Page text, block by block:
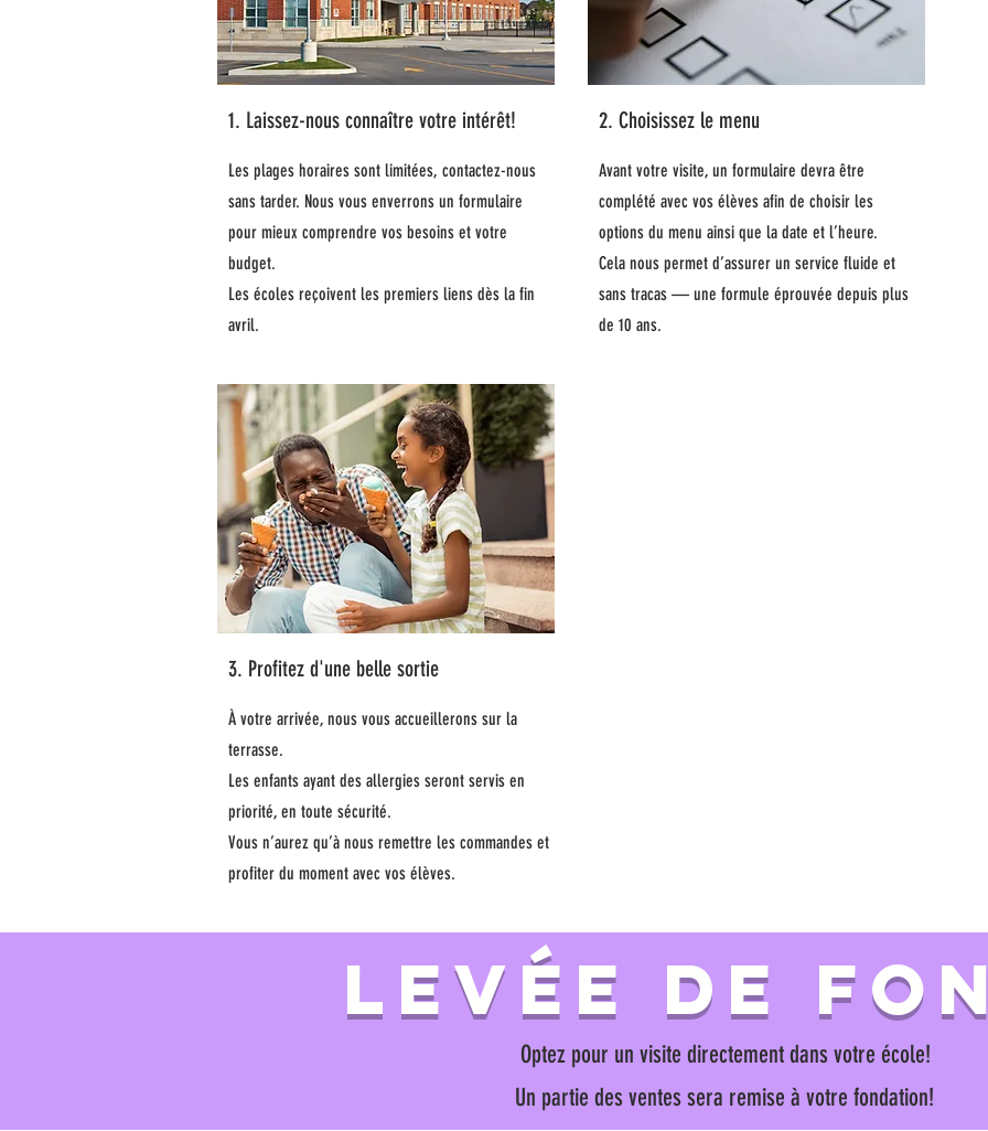
1. Laissez-nous connaître votre intérêt!
Les plages horaires sont limitées, contactez-nous
sans tarder. Nous vous enverrons un formulaire
pour mieux comprendre vos besoins et votre
budget.
Les écoles reçoivent les premiers liens dès la fin
avril.
2. Choisissez le menu
Avant votre visite, un formulaire devra être
complété avec vos élèves afin de choisir les
options du menu ainsi que la date et l’heure.
Cela nous permet d’assurer un service fluide et
sans tracas — une formule éprouvée depuis plus
de 10 ans.
3. Profitez d'une belle sortie
À votre arrivée, nous vous accueillerons sur la
terrasse.
Les enfants ayant des allergies seront servis en
priorité, en toute sécurité.
Vous n’aurez qu’à nous remettre les commandes et
profiter du moment avec vos élèves.
LEVÉE DE
Optez pour un visite directement dans votre école!
Un partie des ventes sera remise à votre fondation!